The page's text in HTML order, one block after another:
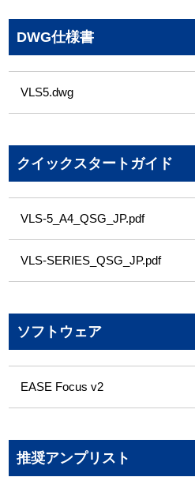
DWG仕様書
VLS5.dwg
クイックスタートガイド
VLS-5_A4_QSG_JP.pdf
VLS-SERIES_QSG_JP.pdf
ソフトウェア
EASE Focus v2
推奨アンプリスト